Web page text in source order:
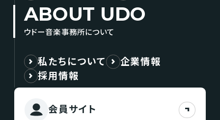
ABOUT UDO
ウドー音楽事務所について
私たちについて
企業情報
採用情報
会員サイト